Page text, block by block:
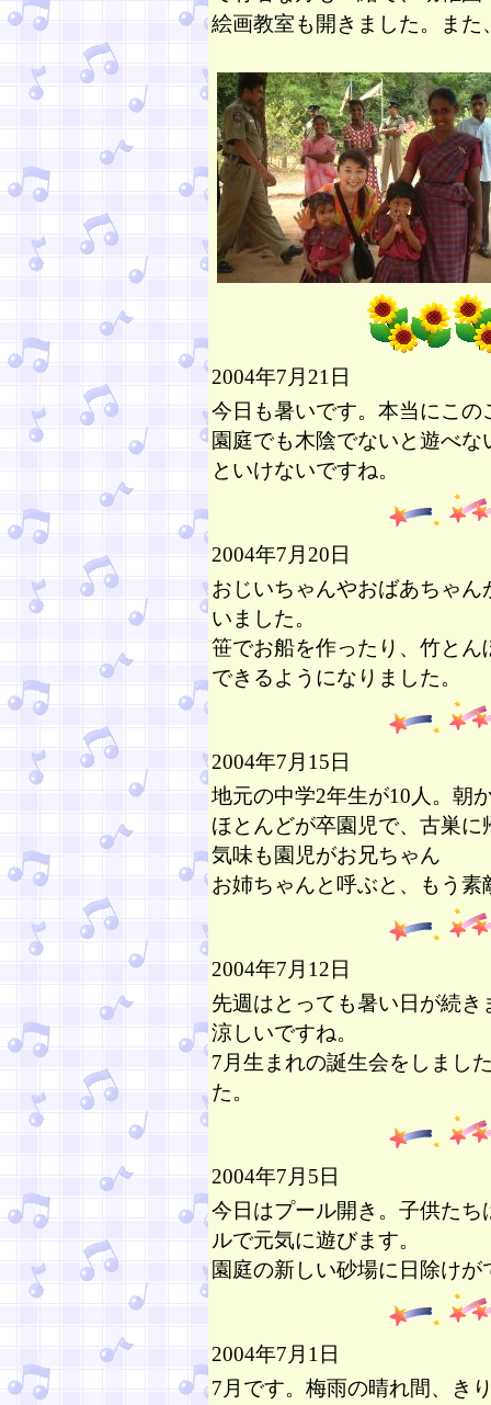
絵画教室も開きました。ま
2004年7月21日
今日も暑いです。本当にこの
園庭でも木陰でないと遊べ
といけないですね。
2004年7月20日
おじいちゃんやおばあちゃ
いました。
笹でお船を作ったり、竹と
できるようになりました。
2004年7月15日
地元の中学2年生が10人。朝
ほとんどが卒園児で、古巣
気味も園児がお兄ちゃん
お姉ちゃんと呼ぶと、もう
2004年7月12日
先週はとっても暑い日が続
涼しいですね。
7月生まれの誕生会をしまし
た。
2004年7月5日
今日はプール開き。子供た
ルで元気に遊びます。
園庭の新しい砂場に日除けが
2004年7月1日
7月です。梅雨の晴れ間、き